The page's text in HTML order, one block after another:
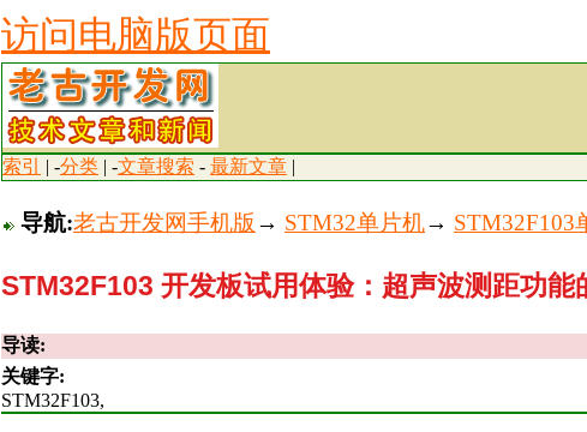
访问电脑版页面
索引 | -分类 | -文章搜索 - 最新文章 |
导航:老古开发网手机版 → STM32单片机→ STM32F103
STM32F103 开发板试用体验：超声波测距功能
导读:
关键字:
STM32F103,